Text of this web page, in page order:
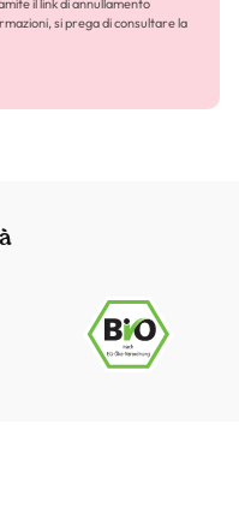
il link di annullamento
si prega di consultare la